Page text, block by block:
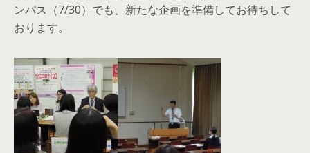
ンパス（7/30）でも、新たな企画を準備してお待ちして
おります。